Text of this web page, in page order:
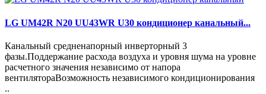
LG UM42R N20 UU43WR U30 кондиционер канальный...
Канальный средненапорный инверторный 3
фазы.Поддержание расхода воздуха и уровня шума на уровне
расчетного значения независимо от напора
вентилятораВозможность независимого кондиционирования
..